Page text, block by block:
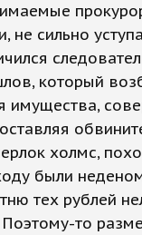
не сильно
который
имущества,
холмс,
были
тех рублей
Поэтому-то